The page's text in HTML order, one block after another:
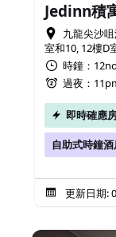
Jedinn積
九龍尖沙
室和10, 12樓D
時鐘：
過夜：
即時確應
自助式時鐘
更新日期: